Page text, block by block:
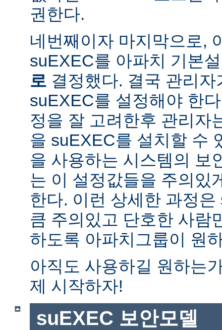
권한다.
네번째이자 마지막으로,
suEXEC를 아파치 기본
로 결정했다. 결국 관리
suEXEC를 설정해야 한
정을 잘 고려한후 관리자
을 suEXEC를 설치할 수
을 사용하는 시스템의 보
는 이 설정값들을 주의있
한다. 이런 상세한 과정
큼 주의있고 단호한 사람
하도록 아파치그룹이 원
아직도 사용하길 원하는
제 시작하자!
suEXEC 보안모델